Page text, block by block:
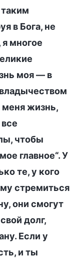
в Бога, не
многое
моя — в
меня жизнь,
чтобы
главное“. У
те, у кого
стремиться
они смогут
долг,
Если у
и ты